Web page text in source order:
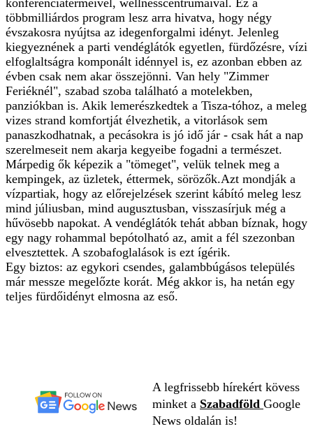
többmilliárdos program lesz arra hivatva, hogy négy
évszakosra nyújtsa az idegenforgalmi idényt. Jelenleg
kiegyeznének a parti vendéglátók egyetlen, fürdőzésre, vízi
elfoglaltságra komponált idénnyel is, ez azonban ebben az
évben csak nem akar összejönni. Van hely "Zimmer
Feriéknél", szabad szoba található a motelekben,
panziókban is. Akik lemerészkedtek a Tisza-tóhoz, a meleg
vizes strand komfortját élvezhetik, a vitorlások sem
panaszkodhatnak, a pecásokra is jó idő jár - csak hát a nap
szerelmeseit nem akarja kegyeibe fogadni a természet.
Márpedig ők képezik a "tömeget", velük telnek meg a
kempingek, az üzletek, éttermek, sörözők.Azt mondják a
vízpartiak, hogy az előrejelzések szerint kábító meleg lesz
mind júliusban, mind augusztusban, visszasírjuk még a
hűvösebb napokat. A vendéglátók tehát abban bíznak, hogy
egy nagy rohammal bepótolható az, amit a fél szezonban
elvesztettek. A szobafoglalások is ezt ígérik.
Egy biztos: az egykori csendes, galambbúgásos település
már messze megelőzte korát. Még akkor is, ha netán egy
teljes fürdőidényt elmosna az eső.
A legfrissebb hírekért kövess
minket a Szabadföld Google
News oldalán is!